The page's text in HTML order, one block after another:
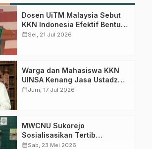
Channel WhatsApp NU
Pasuruan
kajian, dan berita terbaru langsung dari
resmi NU Pasuruan.
Join Sekarang
Dosen UiTM Malaysia Sebut
KKN Indonesia Efektif Bentuk
Karakter Mahasiswa
calendar_monthSel, 21 Jul 2026
Warga dan Mahasiswa KKN
UINSA Kenang Jasa Ustadz
Ahmad Syafi’i, Guru Ngaji
calendar_monthJum, 17 Jul 2026
MWCNU Sukorejo
Sosialisasikan Tertib
Administrasi dalam Istighotsah
calendar_monthSab, 23 Mei 2026